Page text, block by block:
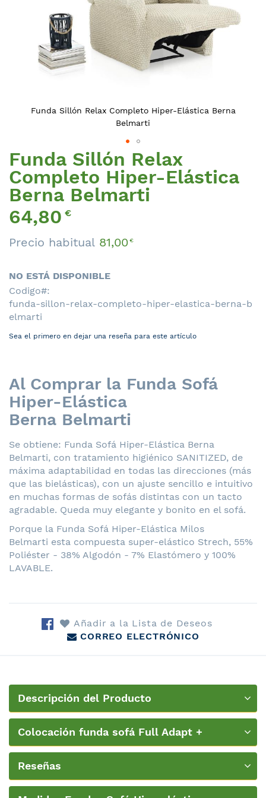
Funda Sillón Relax
Completo Hiper-Elástica
Berna Belmarti
Precio
Especial
64,80€
Precio habitual 81,00€
NO ESTÁ DISPONIBLE
Codigo
funda-sillon-relax-completo-hiper-elastica-berna-b
elmarti
Sea el primero en dejar una reseña para este artículo
Al Comprar la Funda Sofá
Hiper-Elástica
Berna Belmarti
Se obtiene: Funda Sofá Hiper-Elástica Berna
Belmarti, con tratamiento higiénico SANITIZED, de
máxima adaptabilidad en todas las direcciones (más
que las bielásticas), con un ajuste sencillo e intuitivo
en muchas formas de sofás distintas con un tacto
agradable. Queda muy elegante y bonito en el sofá.
Porque la Funda Sofá Hiper-Elástica Milos
Belmarti esta compuesta super-elástico Strech, 55%
Poliéster - 38% Algodón - 7% Elastómero y 100%
LAVABLE.
Añadir a la Lista de Deseos
CORREO ELECTRÓNICO
Funda Sillón Relax Completo Hiper-Elástica Berna
Belmarti
Saltar
al
comienzo
de
la
galería
imágenes
Descripción del Producto
Colocación funda sofá Full Adapt +
Reseñas